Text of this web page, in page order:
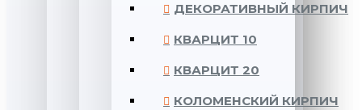
ДЕКОРАТИВНЫЙ КИРПИЧ
КВАРЦИТ 10
КВАРЦИТ 20
КОЛОМЕНСКИЙ КИРПИЧ